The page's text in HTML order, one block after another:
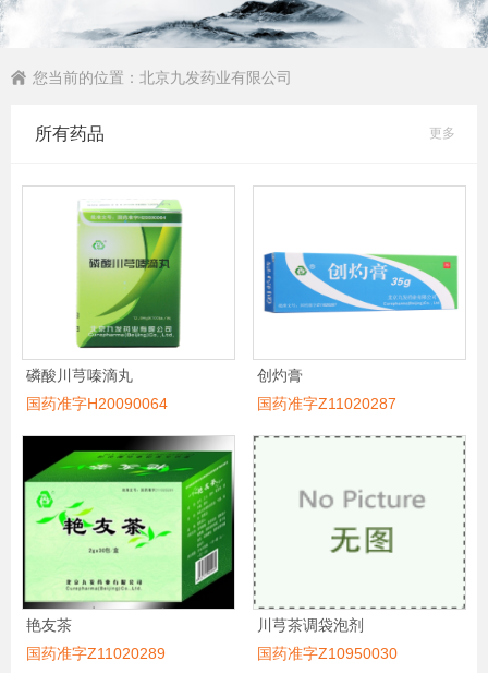
您当前的位置： 北京九发药业有限公司
所有药品 更多
磷酸川芎嗪滴丸
国药准字H20090064
创灼膏
国药准字Z11020287
艳友茶
国药准字Z11020289
川芎茶调袋泡剂
国药准字Z10950030